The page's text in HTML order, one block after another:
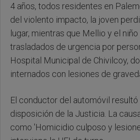
4 años, todos residentes en
del violento impacto, la joven
lugar, mientras que Mellio y el
trasladados de urgencia por
Hospital Municipal de Chivilcoy,
internados con lesiones de
El conductor del automóvil resultó
disposición de la Justicia. La
como 'Homicidio culposo y